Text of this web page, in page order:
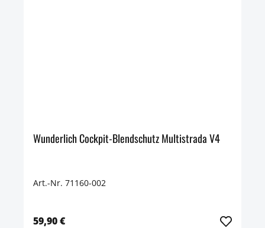
Wunderlich Cockpit-Blendschutz Multistrada V4
Art.-Nr. 71160-002
59,90 €